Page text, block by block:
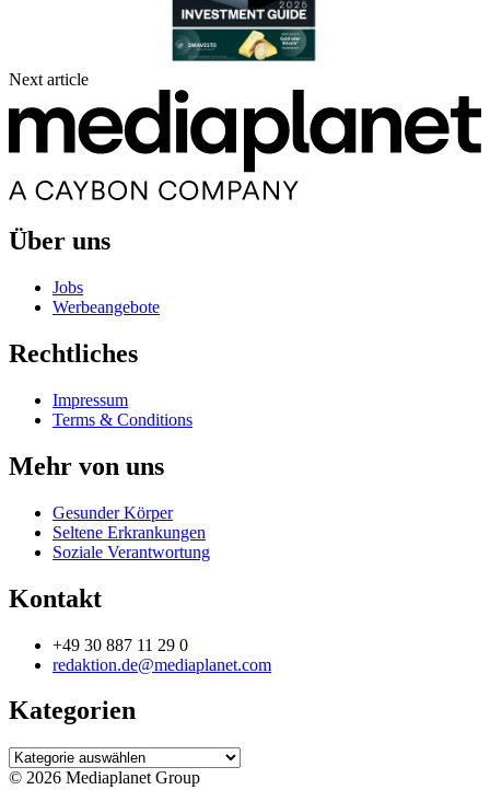
Next article
Über uns
Jobs
Werbeangebote
Rechtliches
Impressum
Terms & Conditions
Mehr von uns
Gesunder Körper
Seltene Erkrankungen
Soziale Verantwortung
Kontakt
+49 30 887 11 29 0
redaktion.de@mediaplanet.com
Kategorien
Kategorien
© 2026 Mediaplanet Group